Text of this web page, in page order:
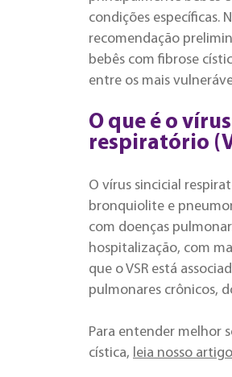
condições específicas.
recomendação
bebês com fibrose
entre os mais
O que é o
respiratório
O vírus sincicial
bronquiolite e
com doenças
hospitalização, com
que o VSR está
pulmonares crônicos,
Para entender melhor
cística, leia nosso artigo